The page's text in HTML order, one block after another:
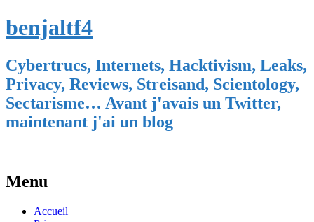
benjaltf4
Cybertrucs, Internets, Hacktivism, Leaks,
Privacy, Reviews, Streisand, Scientology,
Sectarisme… Avant j'avais un Twitter,
maintenant j'ai un blog
Menu
Skip
Accueil